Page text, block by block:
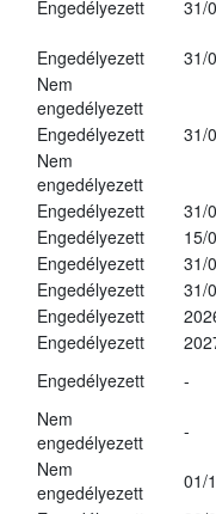
Engedélyezett 31/
Engedélyezett
31/
Nem
engedélyezett
Engedélyezett
31/
Nem
engedélyezett
Engedélyezett
31/
Engedélyezett
15/
Engedélyezett
31/
Engedélyezett
31/
Engedélyezett
Engedélyezett
Engedélyezett -
Nem
engedélyezett
-
Nem
engedélyezett
01/